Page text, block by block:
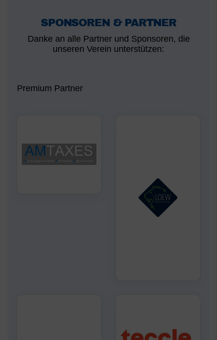
SPONSOREN & PARTNER
Danke an alle Partner und Sponsoren, die
unseren Verein unterstützen:
Premium Partner